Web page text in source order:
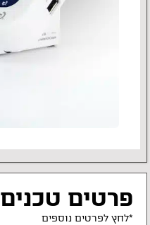
פרטים טכנים
*לחץ לפרטים נוספים